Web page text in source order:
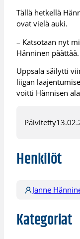
Tällä hetkellä
ovat vielä auki.
– Katsotaan nyt
Hänninen päättää.
Uppsala säilytti
liigan
voitti Hännisen
Päivitetty
Henkilöt
Janne
Kategoriat